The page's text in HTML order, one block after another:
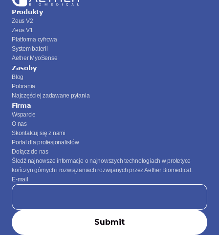
Produkty
Zeus V2
Zeus V1
Platforma cyfrowa
System baterii
Aether MyoSense
Zasoby
Blog
Pobrania
Najczęściej zadawane pytania
Firma
Wsparcie
O nas
Skontaktuj się z nami
Portal dla profesjonalistów
Dołącz do nas
Śledź najnowsze informacje o najnowszych technologiach w protetyce
kończyn górnych i rozwiązaniach rozwijanych przez Aether Biomedical.
E-mail